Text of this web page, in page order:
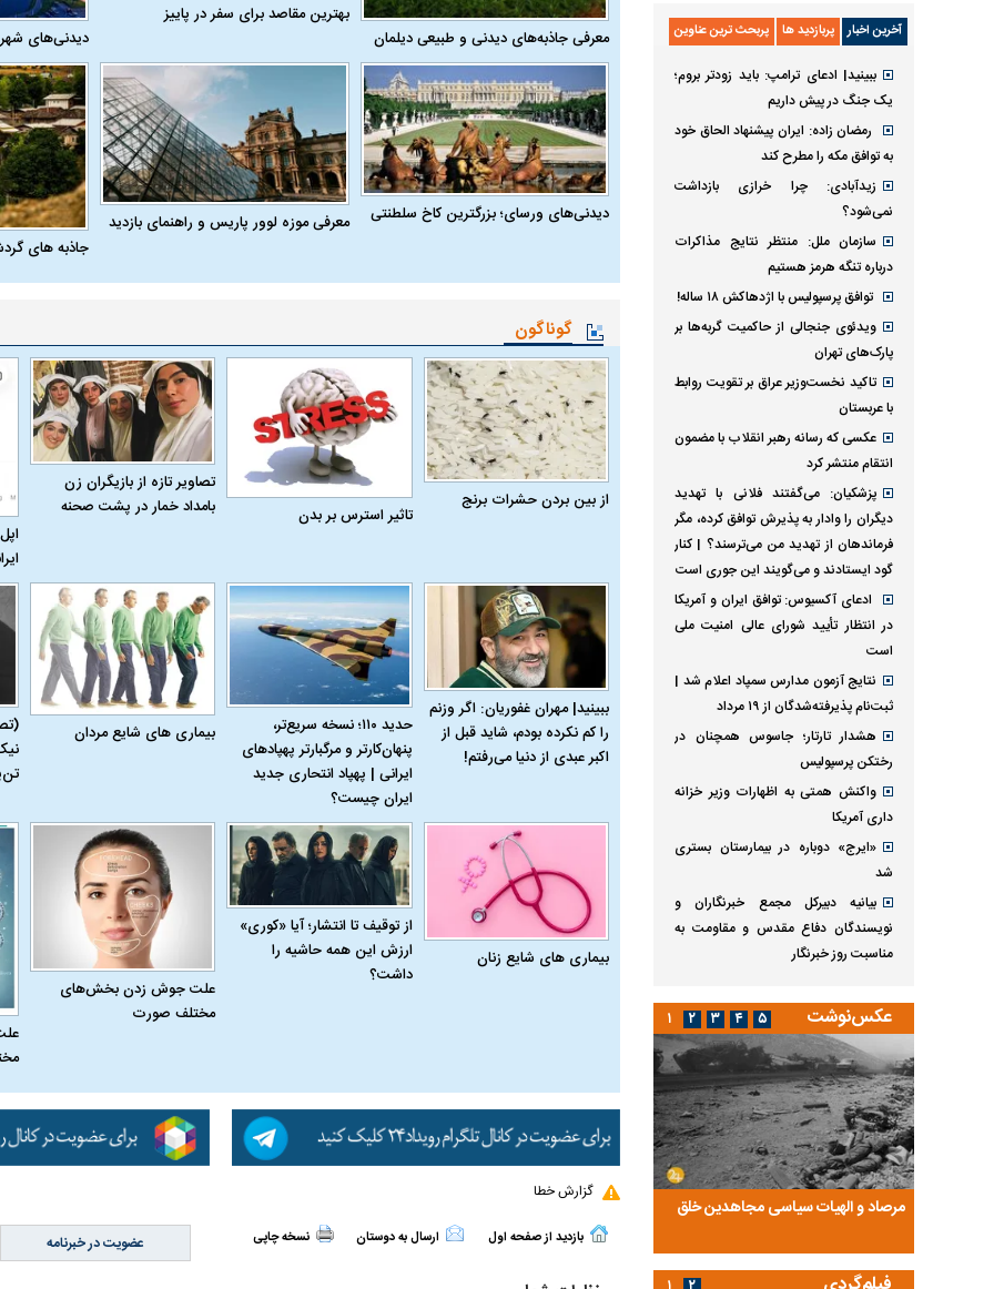
معرفی جاذبه‌های دیدنی و طبیعی دیلمان
بهترین مقاصد برای سفر در پاییز
دیدنی‌های
دیدنی‌های ورسای؛ بزرگترین کاخ سلطنتی
معرفی موزه لوور پاریس و راهنمای بازدید
جاذبه های
گوناگون
از بین بردن حشرات برنج
تاثیر استرس بر بدن
تصاویر تازه از بازیگران زن
بامداد خمار در پشت صحنه
ببینید| مهران غفوریان: اگر وزنم
را کم نکرده بودم، شاید قبل از
اکبر عبدی از دنیا می‌رفتم!
حدید ۱۱۰؛ نسخه سریع‌تر،
پنهان‌کارتر و مرگبارتر پهپادهای
ایرانی | پهپاد انتحاری جدید
ایران چیست؟
بیماری‌ های شایع مردان
بیماری‌ های شایع زنان
از توقیف تا انتشار؛ آیا «کوری»
ارزش این همه حاشیه را
داشت؟
علت جوش زدن بخش‌های
مختلف صورت
گزارش خطا
بازدید از صفحه اول ارسال به دوستان نسخه چاپی عضویت در خبرنامه
آخرین اخبار پربازدید ها پربحث ترین عناوین
ببینید| ادعای ترامپ: باید زودتر بروم؛
یک جنگ در پیش داریم
رمضان زاده: ایران پیشنهاد الحاق خود
به توافق مکه را مطرح کند
زیدآبادی: چرا خرازی بازداشت
نمی‌شود؟
سازمان ملل: منتظر نتایج مذاکرات
درباره تنگه هرمز هستیم
توافق پرسپولیس با اژدهاکش ۱۸ ساله!
ویدئوی جنجالی از حاکمیت گربه‌ها بر
پارک‌های تهران
تاکید نخست‌وزیر عراق بر تقویت روابط
با عربستان
عکسی که رسانه رهبر انقلاب با مضمون
انتقام منتشر کرد
پزشکیان: می‌گفتند فلانی با تهدید
دیگران را وادار به پذیرش توافق کرده، مگر
فرماندهان از تهدید من می‌ترسند؟ | کنار
گود ایستادند و می‌گویند این جوری است
ادعای آکسیوس: توافق ایران و آمریکا
در انتظار تأیید شورای عالی امنیت ملی
است
نتایج آزمون مدارس سمپاد اعلام شد |
ثبت‌نام پذیرفته‌شدگان از ۱۹ مرداد
هشدار تارتار؛ جاسوس همچنان در
رختکن پرسپولیس
واکنش همتی به اظهارات وزیر خزانه
داری آمریکا
«ایرج» دوباره در بیمارستان بستری
شد
بیانیه دبیرکل مجمع خبرنگاران و
نویسندگان دفاع مقدس و مقاومت به
مناسبت روز خبرنگار
عکس‌نوشت
مرصاد و الهیات سیاسی مجاهدین خلق
آخرین پرده از حیات سیاسی یک سلسله |
روایتی از آخرین مصاحبه‌ی شاه در ایران
و تاریخ ایران
عزاداری ماه
انجام می‌شد؟
۱ ۲ ۳ ۴ ۵